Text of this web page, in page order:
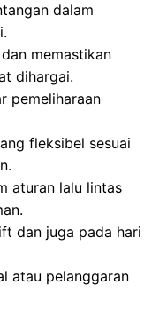
dalam
memastikan
dihargai.
pemeliharaan
fleksibel sesuai
aturan lalu lintas
dan juga pada hari
atau pelanggaran